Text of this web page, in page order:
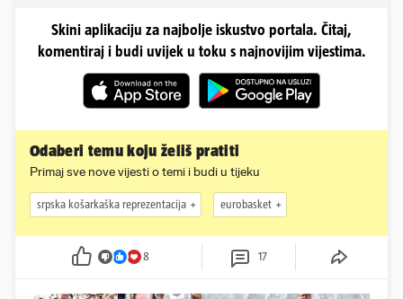
Skini aplikaciju za najbolje iskustvo portala. Čitaj,
komentiraj i budi uvijek u toku s najnovijim vijestima.
Odaberi temu koju želiš pratiti
Primaj sve nove vijesti o temi i budi u tijeku
srpska košarkaška reprezentacija eurobasket
8 17